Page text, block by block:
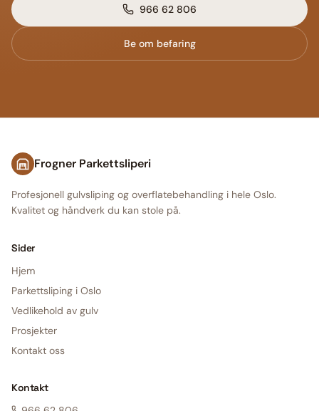
966 62 806
Be om befaring
Frogner Parkettsliperi
Profesjonell gulvsliping og overflatebehandling i hele Oslo.
Kvalitet og håndverk du kan stole på.
Sider
Hjem
Parkettsliping i Oslo
Vedlikehold av gulv
Prosjekter
Kontakt oss
Kontakt